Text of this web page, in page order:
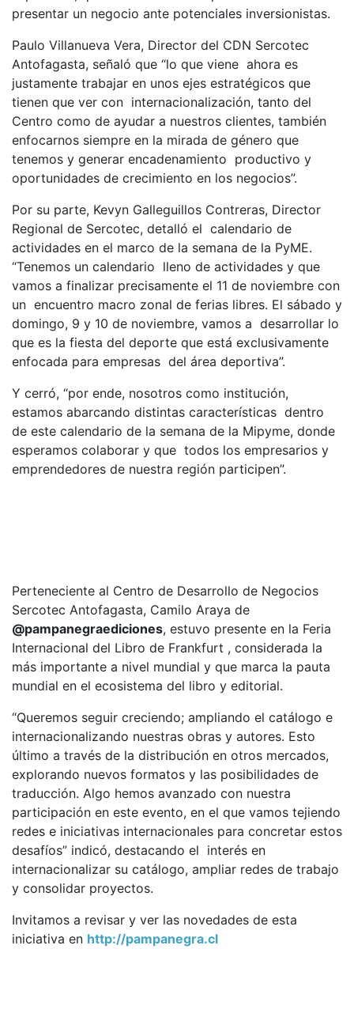
presentar un negocio ante potenciales inversionistas.
Paulo Villanueva Vera, Director del CDN Sercotec
Antofagasta, señaló que “lo que viene ahora es
justamente trabajar en unos ejes estratégicos que
tienen que ver con internacionalización, tanto del
Centro como de ayudar a nuestros clientes, también
enfocarnos siempre en la mirada de género que
tenemos y generar encadenamiento productivo y
oportunidades de crecimiento en los negocios”.
Por su parte, Kevyn Galleguillos Contreras, Director
Regional de Sercotec, detalló el calendario de
actividades en el marco de la semana de la PyME.
“Tenemos un calendario lleno de actividades y que
vamos a finalizar precisamente el 11 de noviembre con
un encuentro macro zonal de ferias libres. El sábado y
domingo, 9 y 10 de noviembre, vamos a desarrollar lo
que es la fiesta del deporte que está exclusivamente
enfocada para empresas del área deportiva”.
Y cerró, “por ende, nosotros como institución,
estamos abarcando distintas características dentro
de este calendario de la semana de la Mipyme, donde
esperamos colaborar y que todos los empresarios y
emprendedores de nuestra región participen”.
Perteneciente al Centro de Desarrollo de Negocios
Sercotec Antofagasta, Camilo Araya de
@pampanegraediciones, estuvo presente en la Feria
Internacional del Libro de Frankfurt , considerada la
más importante a nivel mundial y que marca la pauta
mundial en el ecosistema del libro y editorial.
“Queremos seguir creciendo; ampliando el catálogo e
internacionalizando nuestras obras y autores. Esto
último a través de la distribución en otros mercados,
explorando nuevos formatos y las posibilidades de
traducción. Algo hemos avanzado con nuestra
participación en este evento, en el que vamos tejiendo
redes e iniciativas internacionales para concretar estos
desafíos” indicó, destacando el interés en
internacionalizar su catálogo, ampliar redes de trabajo
y consolidar proyectos.
Invitamos a revisar y ver las novedades de esta
iniciativa en http://pampanegra.cl